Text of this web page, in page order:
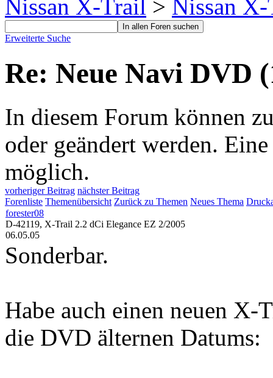
Nissan X-Trail > Nissan
Erweiterte Suche
Re: Neue Navi DVD
In diesem Forum können
oder geändert werden.
möglich.
vorheriger Beitrag nächster Beitrag
Forenliste Themenübersicht Zurück zu Themen Neues Thema
forester08
D-42119, X-Trail 2.2 dCi Elegance EZ 2/2005
06.05.05
Sonderbar.
Habe auch einen neuen
die DVD älternen Datums: